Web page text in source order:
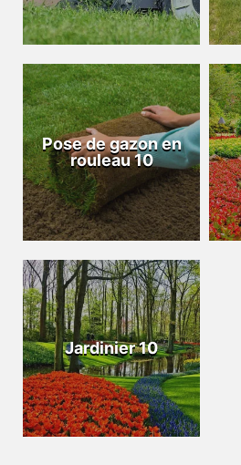
Pose de gazon en
rouleau 10
Jardinier 10